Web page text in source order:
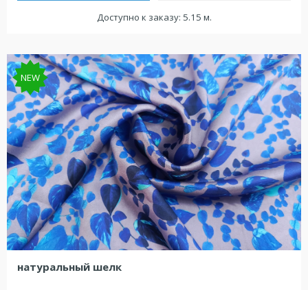
Доступно к заказу: 5.15 м.
NEW
натуральный шелк